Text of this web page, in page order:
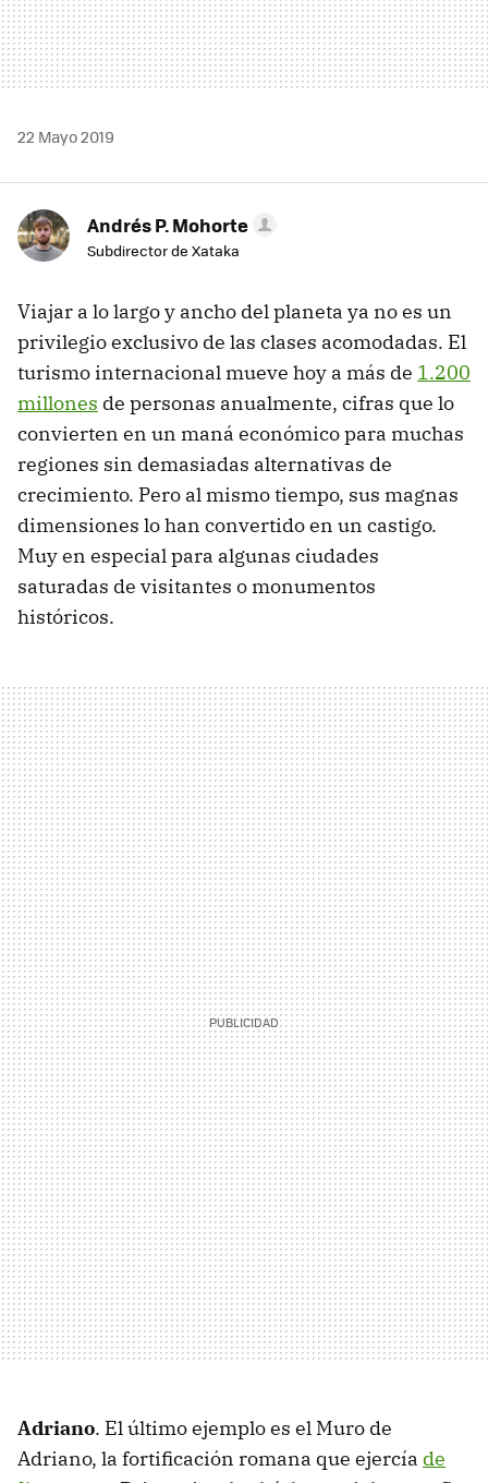
22 Mayo 2019
Andrés P. Mohorte
Subdirector de Xataka
Viajar a lo largo y ancho del planeta ya no es un
privilegio exclusivo de las clases acomodadas. El
turismo internacional mueve hoy a más de 1.200
millones de personas anualmente, cifras que lo
convierten en un maná económico para muchas
regiones sin demasiadas alternativas de
crecimiento. Pero al mismo tiempo, sus magnas
dimensiones lo han convertido en un castigo.
Muy en especial para algunas ciudades
saturadas de visitantes o monumentos
históricos.
Adriano. El último ejemplo es el Muro de
Adriano, la fortificación romana que ejercía de